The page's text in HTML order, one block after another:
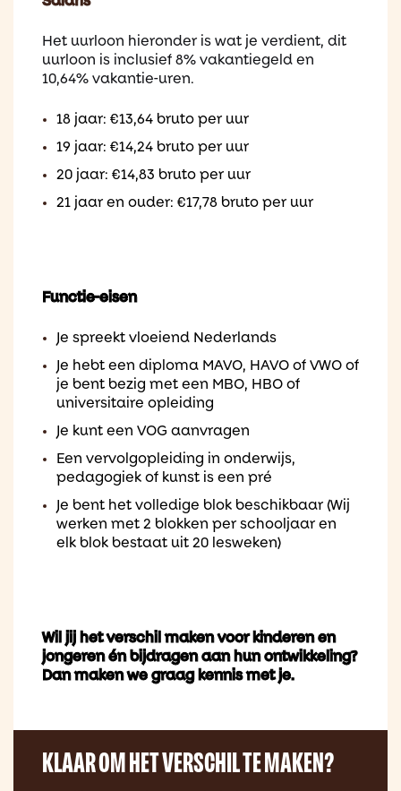
Het uurloon hieronder is wat je verdient, dit
uurloon is inclusief 8% vakantiegeld en
10,64% vakantie-uren.
18 jaar: €13,64 bruto per uur
19 jaar: €14,24 bruto per uur
20 jaar: €14,83 bruto per uur
21 jaar en ouder: €17,78 bruto per uur
Functie-eisen
Je spreekt vloeiend Nederlands
Je hebt een diploma MAVO, HAVO of VWO of
je bent bezig met een MBO, HBO of
universitaire opleiding
Je kunt een VOG aanvragen
Een vervolgopleiding in onderwijs,
pedagogiek of kunst is een pré
Je bent het volledige blok beschikbaar (Wij
werken met 2 blokken per schooljaar en
elk blok bestaat uit 20 lesweken)
Wil jij het verschil maken voor kinderen en
jongeren én bijdragen aan hun ontwikkeling?
Dan maken we graag kennis met je.
KLAAR OM HET VERSCHIL TE MAKEN?